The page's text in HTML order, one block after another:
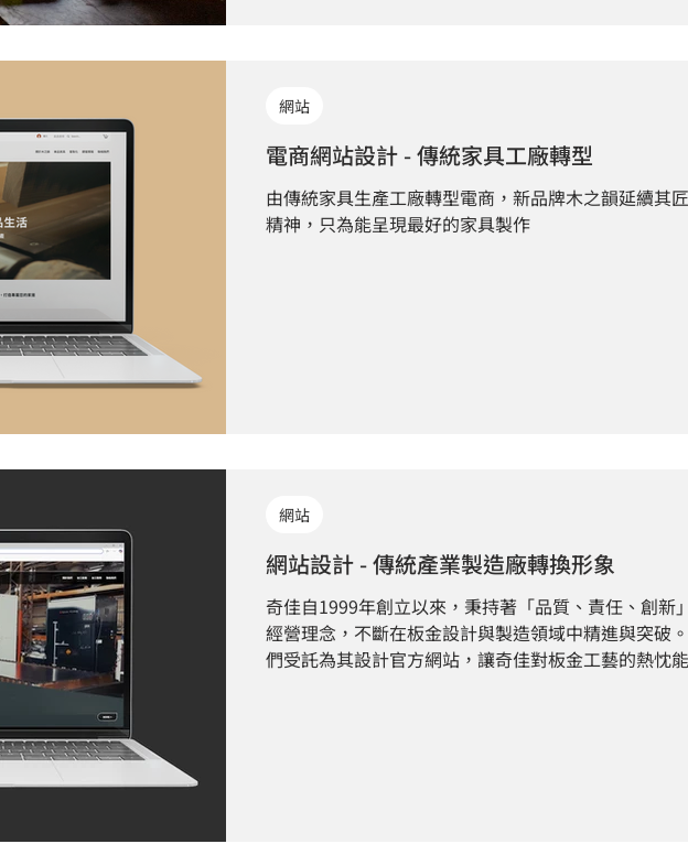
電商網站設計 - 傳統家具工廠轉型
由傳統家具生產工廠轉型電商，新品牌木之韻延續其
精神，只為能呈現最好的家具製作
網站
網站設計 - 傳統產業製造廠轉換形象
奇佳自1999年創立以來，秉持著「品質、責任、創新
經營理念，不斷在板金設計與製造領域中精進與突破
們受託為其設計官方網站，讓奇佳對板金工藝的熱忱
網站